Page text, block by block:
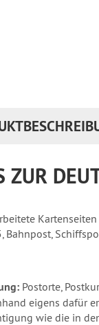
ZUR
Bahnpost,
Postorte,
eigens dafür
wie die in